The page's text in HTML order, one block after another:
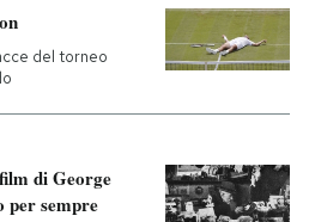
del torneo
di George
per sempre